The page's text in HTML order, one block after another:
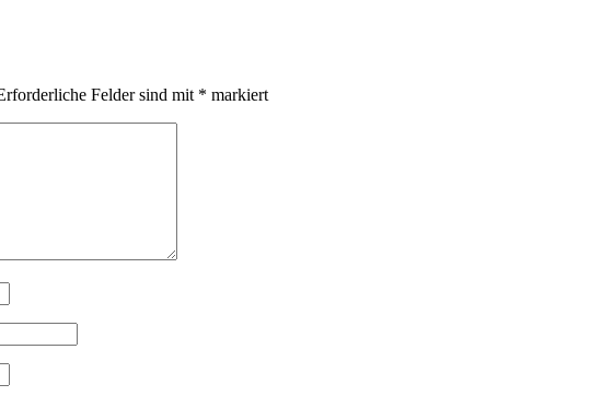
Felder sind mit * markiert